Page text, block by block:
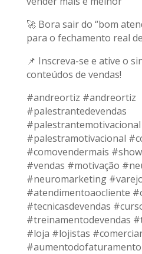
🚀 Bora sair do “bom
para o fechamento real
📌 Inscreva-se e ative o
conteúdos de vendas!
#andreortiz #andreortiz
#palestrantedevendas
#palestramotivacional
#comovendermais
#vendas #motivação
#neuromarketing
#atendimentoaocliente
#tecnicasdevendas
#treinamentodevendas
#loja #lojistas
#aumentodofaturamento